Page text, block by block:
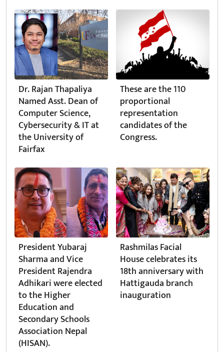
Dr. Rajan Thapaliya
Named Asst. Dean of
Computer Science,
Cybersecurity & IT at
the University of
Fairfax
These are the 110
proportional
representation
candidates of the
Congress.
President Yubaraj
Sharma and Vice
President Rajendra
Adhikari were elected
to the Higher
Education and
Secondary Schools
Association Nepal
(HISAN).
Rashmilas Facial
House celebrates its
18th anniversary with
Hattigauda branch
inauguration